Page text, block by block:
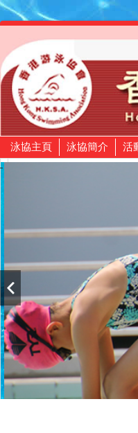
泳協主頁 泳協簡介 活